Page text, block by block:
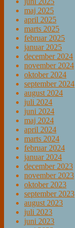
maj 2025
april 2025
marts 2025
februar 2025
januar 2025
december 2024
november 2024
oktober 2024
september 2024
august 2024
juli 2024
juni 2024
maj 2024
april 2024
marts 2024
februar 2024
januar 2024
december 2023
november 2023
oktober 2023
september 2023
august 2023
juli 2023
juni 2023